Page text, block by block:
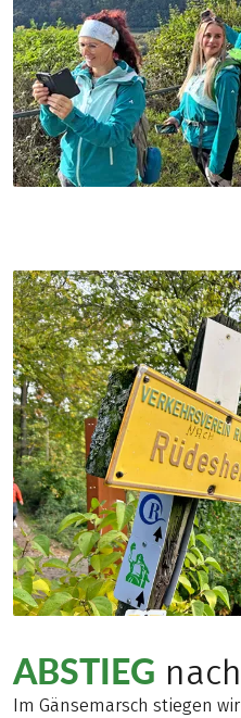
ABSTIEG
Im Gänsemarsch stiegen